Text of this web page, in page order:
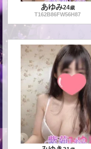
あゆみ24歳
T162B86FW56H87